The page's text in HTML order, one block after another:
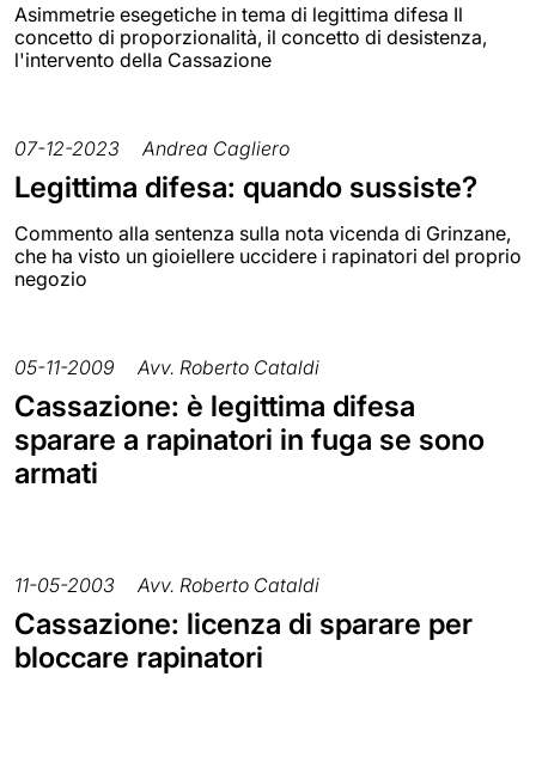
Asimmetrie esegetiche in tema di legittima difesa Il
concetto di proporzionalità, il concetto di desistenza,
l'intervento della Cassazione
07-12-2023 Andrea Cagliero
Legittima difesa: quando sussiste?
Commento alla sentenza sulla nota vicenda di Grinzane,
che ha visto un gioiellere uccidere i rapinatori del proprio
negozio
05-11-2009 Avv. Roberto Cataldi
Cassazione: è legittima difesa
sparare a rapinatori in fuga se sono
armati
11-05-2003 Avv. Roberto Cataldi
Cassazione: licenza di sparare per
bloccare rapinatori